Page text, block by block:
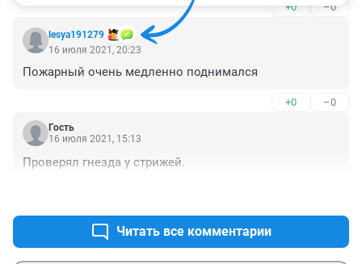
+0 –0
lesya191279
16 июля 2021, 20:23
Пожарный очень медленно поднимался
+0 –0
Гость
16 июля 2021, 15:13
Проверял гнезда у стрижей.
Читать все комментарии